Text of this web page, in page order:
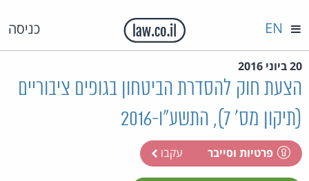
כניסה EN
20 ביוני 2016
הצעת חוק להסדרת הביטחון בגופים ציבוריים
(תיקון מס' 7), התשע"ו-2016
פרטיות וסייבר עקבו